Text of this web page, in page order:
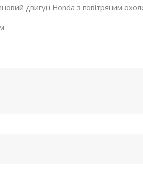
двигун Honda з повітряним